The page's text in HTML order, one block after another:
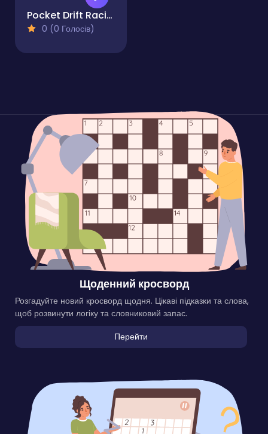
Pocket Drift Racing
0 (0 Голосів)
Щоденний кросворд
Розгадуйте новий кросворд щодня. Цікаві підказки та слова,
щоб розвинути логіку та словниковий запас.
Перейти